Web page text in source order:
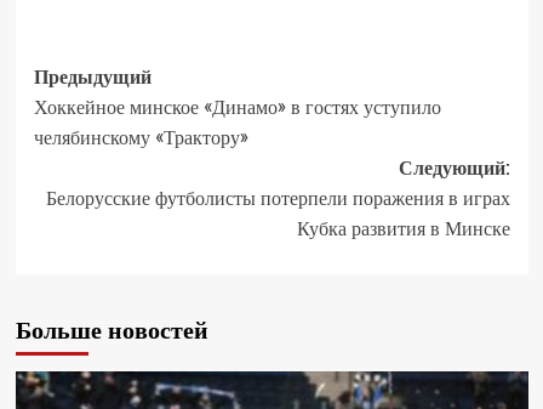
Предыдущий
Хоккейное минское «Динамо» в гостях уступило
челябинскому «Трактору»
Следующий:
Белорусские футболисты потерпели поражения в играх
Кубка развития в Минске
Больше новостей